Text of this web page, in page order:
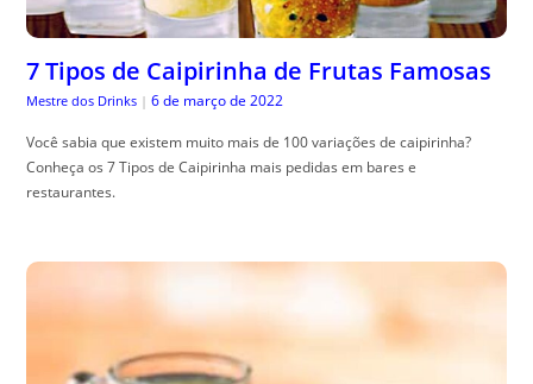
7 Tipos de Caipirinha de Frutas Famosas
Mestre dos Drinks | 6 de março de 2022
Você sabia que existem muito mais de 100 variações de caipirinha?
Conheça os 7 Tipos de Caipirinha mais pedidas em bares e
restaurantes.